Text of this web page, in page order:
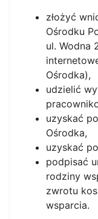
złożyć
Ośrodku
ul. Wodna
Ośrodka),
udzielić
uzyskać
Ośrodka,
uzyskać
podpisać
rodziny
zwrotu
wsparcia.